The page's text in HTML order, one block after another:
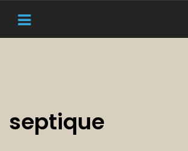
septique